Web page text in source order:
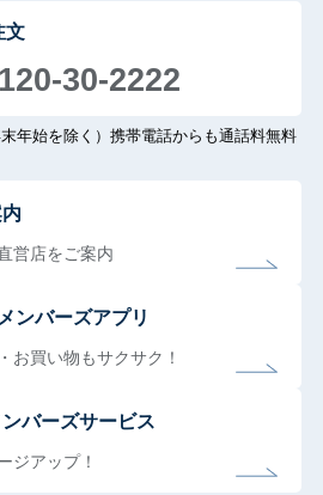
文
30-2222
年始を除く）携帯電話からも通話料無料
営店をご案内
ンバーズアプリ
お買い物もサクサク！
バーズサービス
ジアップ！